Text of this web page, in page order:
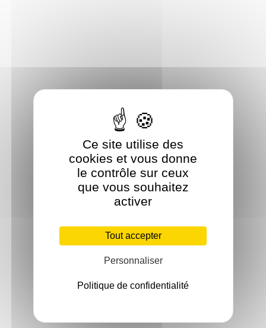
Ce site utilise des
cookies et vous donne
le contrôle sur ceux
que vous souhaitez
activer
Tout accepter
Personnaliser
Politique de confidentialité